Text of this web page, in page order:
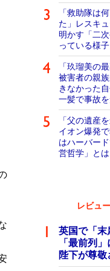
「救助隊は
た」レスキ
明かす「二
っている様子
「玖瑠美の
被害者の親
きなかった
一髪で事故
「父の遺産
イオン爆発
はハーバー
営哲学」とは
レビュー
英国で「末
「最前列
陛下が尊敬